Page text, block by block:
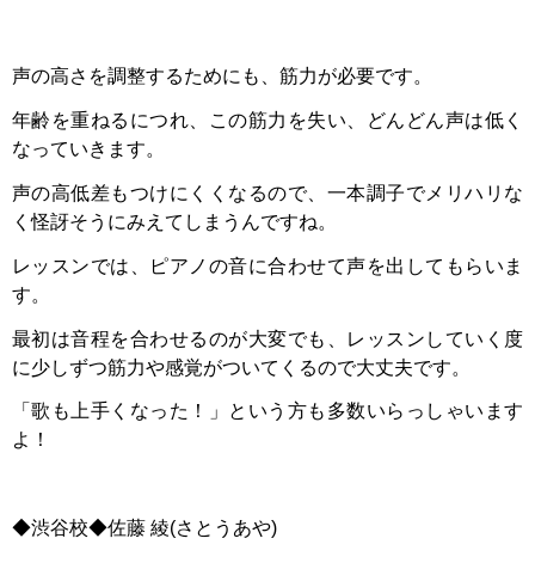
声の高さを調整するためにも、筋力が必要です。
年齢を重ねるにつれ、この筋力を失い、どんどん声は低く
なっていきます。
声の高低差もつけにくくなるので、一本調子でメリハリな
く怪訝そうにみえてしまうんですね。
レッスンでは、ピアノの音に合わせて声を出してもらいま
す。
最初は音程を合わせるのが大変でも、レッスンしていく度
に少しずつ筋力や感覚がついてくるので大丈夫です。
「歌も上手くなった！」という方も多数いらっしゃいます
よ！
◆渋谷校◆佐藤 綾(さとうあや)